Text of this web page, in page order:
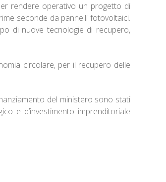
rendere operativo un progetto di
seconde da pannelli fotovoltaici.
di nuove tecnologie di recupero,
circolare, per il recupero delle
del ministero sono stati
e d’investimento imprenditoriale